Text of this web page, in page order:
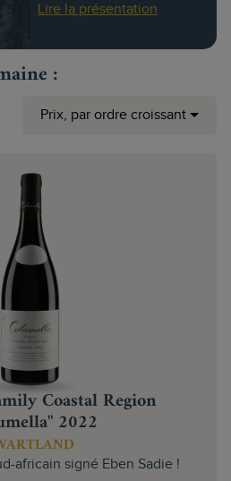
Lire la présentation
:
Prix, par ordre croissant
Coastal Region
2022
africain signé Eben Sadie !